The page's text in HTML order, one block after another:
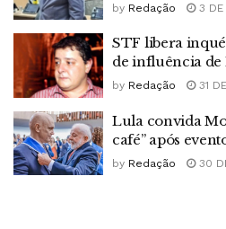
by Redação 3 DE
STF libera
de influência
by Redação 31
Lula convida
café” após
by Redação 30